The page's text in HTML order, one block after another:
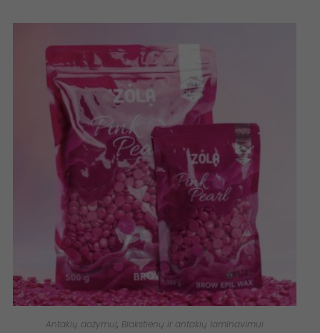
Antakių dažymui, Blakstienų ir antakių laminavimui